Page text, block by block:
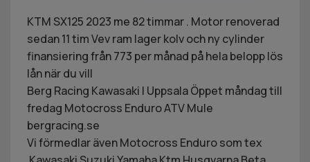
KTM SX125 2023 me 82 timmar . Motor renoverad
sedan 11 tim Vev ram lager kolv och ny cylinder
finansiering från 773 per månad på hela belopp lös
lån när du vill
Berg Racing Kawasaki I Uppsala Öppet måndag till
fredag Motocross Enduro ATV Mule
bergracing.se
Vi förmedlar även Motocross Enduro som tex